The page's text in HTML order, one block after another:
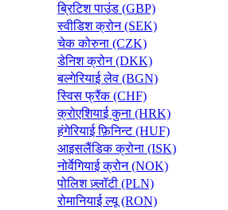
ब्रिटिश पाउंड (GBP)
स्वीडिश क्रोन (SEK)
चेक कोरुना (CZK)
डेनिश क्रोन (DKK)
बल्गेरियाई लेव (BGN)
स्विस फ्रैंक (CHF)
क्रोएशियाई कुना (HRK)
हंगेरियाई फ़िनिन्ट (HUF)
आइसलैंडिक क्रोना (ISK)
नोर्वेगियाई क्रोन (NOK)
पोलिश ज़्लॉटी (PLN)
रोमानियाई ल्यू (RON)